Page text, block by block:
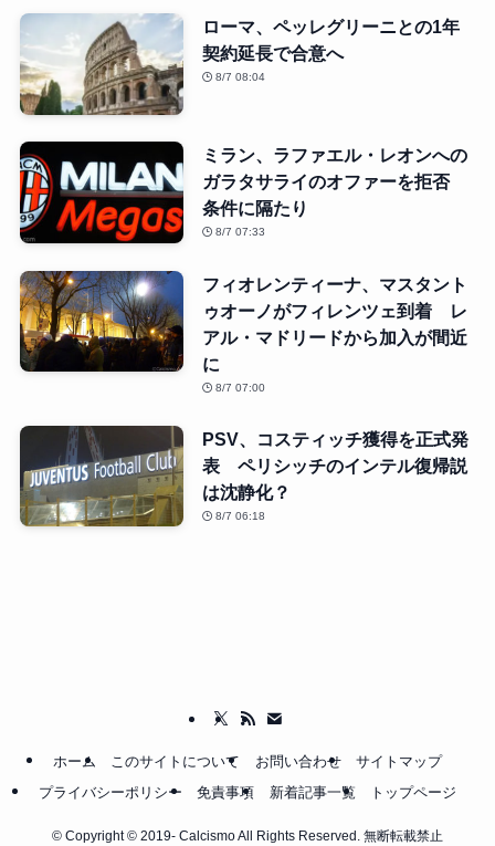
ローマ、ペッレグリーニとの1年
契約延長で合意へ
8/7 08:04
ミラン、ラファエル・レオンへの
ガラタサライのオファーを拒否
条件に隔たり
8/7 07:33
フィオレンティーナ、マスタント
ゥオーノがフィレンツェ到着 レ
アル・マドリードから加入が間近
に
8/7 07:00
PSV、コスティッチ獲得を正式発
表 ペリシッチのインテル復帰説
は沈静化？
8/7 06:18
ホーム このサイトについて お問い合わせ
サイトマップ
プライバシーポリシー
免責事項 新着記事一覧 トップページ
© Copyright © 2019- Calcismo All Rights Reserved. 無断転載禁止